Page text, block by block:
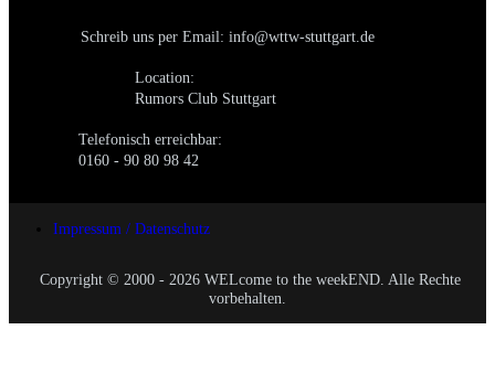
Schreib uns per Email: info@wttw-stuttgart.de
Location:
Rumors Club Stuttgart
Telefonisch erreichbar:
0160 - 90 80 98 42
Impressum / Datenschutz
Copyright © 2000 - 2026 WELcome to the weekEND. Alle Rechte
vorbehalten.